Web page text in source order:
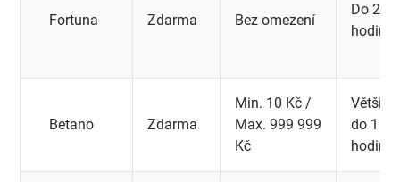
Fortuna Zdarma Bez omezení
Do 24
hodin
Betano Zdarma
Min. 10 Kč /
Max. 999 999
Kč
do 1
hodiny*